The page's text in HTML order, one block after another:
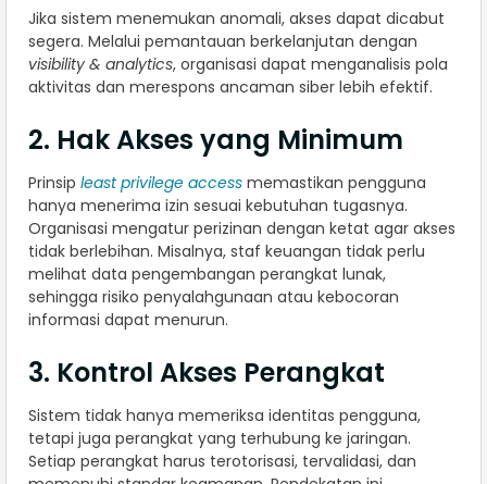
Jika sistem menemukan anomali, akses dapat dicabut
segera. Melalui pemantauan berkelanjutan dengan
visibility & analytics, organisasi dapat menganalisis pola
aktivitas dan merespons ancaman siber lebih efektif.
2. Hak Akses yang Minimum
Prinsip least privilege access memastikan pengguna
hanya menerima izin sesuai kebutuhan tugasnya.
Organisasi mengatur perizinan dengan ketat agar akses
tidak berlebihan. Misalnya, staf keuangan tidak perlu
melihat data pengembangan perangkat lunak,
sehingga risiko penyalahgunaan atau kebocoran
informasi dapat menurun.
3. Kontrol Akses Perangkat
Sistem tidak hanya memeriksa identitas pengguna,
tetapi juga perangkat yang terhubung ke jaringan.
Setiap perangkat harus terotorisasi, tervalidasi, dan